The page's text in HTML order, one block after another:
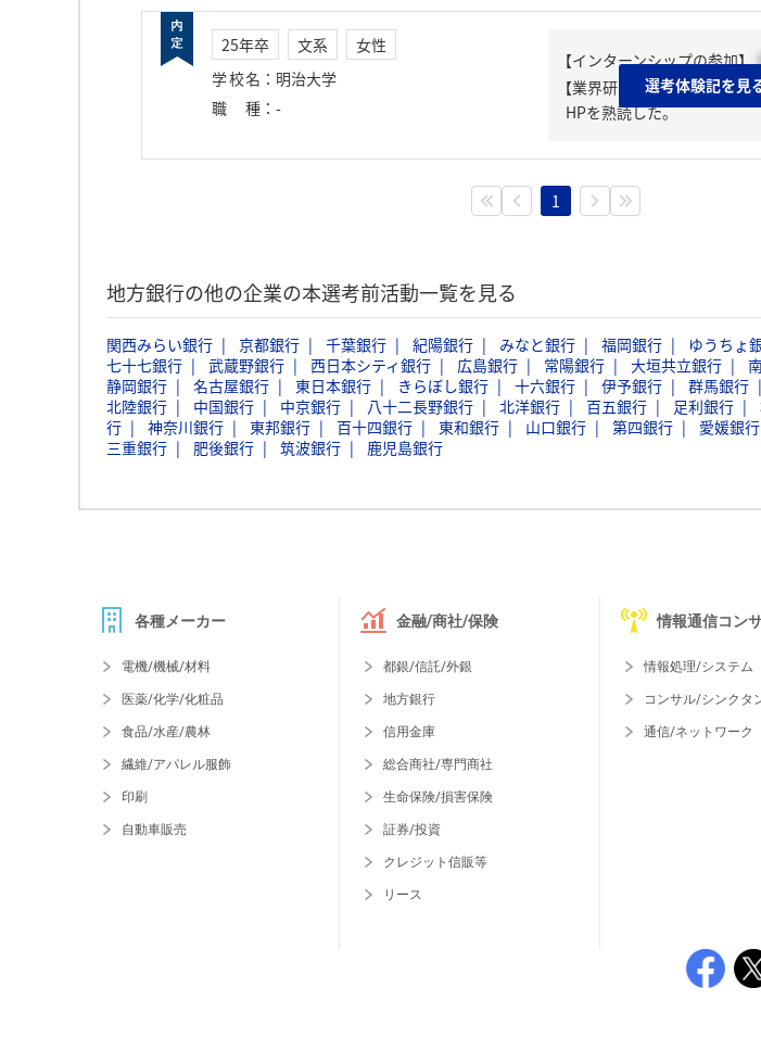
25年卒 文系
女性
学校名 ： 明治大学
職種 ： -
【インターンシップの参加】
【業界研究・企業研究はどん
HPを熟読した。
選考体験記を見
1
地方銀行の他の企業の本選考前活動一覧を見る
関西みらい銀行 京都銀行 千葉銀行 紀陽銀行 みなと銀行 福岡銀行 ゆうちょ
七十七銀行
武蔵野銀行 西日本シティ銀行 広島銀行 常陽銀行 大垣共立銀行
静岡銀行
名古屋銀行 東日本銀行 きらぼし銀行 十六銀行 伊予銀行 群馬銀行
北陸銀行
中国銀行 中京銀行 八十二長野銀行 北洋銀行 百五銀行 足利銀行
行
神奈川銀行 東邦銀行 百十四銀行 東和銀行 山口銀行 第四銀行 愛媛銀行
三重銀行
肥後銀行 筑波銀行 鹿児島銀行
各種メーカー
電機/機械/材料
医薬/化学/化粧品
食品/水産/農林
繊維/アパレル服飾
印刷
自動車販売
金融/商社/保険
都銀/信託/外銀
地方銀行
信用金庫
総合商社/専門商社
生命保険/損害保険
証券/投資
クレジット信販等
リース
情報通信コン
情報処理/システム
コンサル/シンクタ
通信/ネットワーク